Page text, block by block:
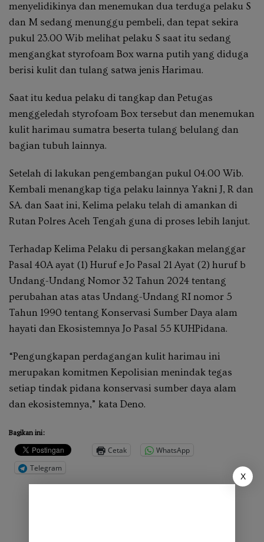
menyelidikinya dan menemukan dua terduga pelaku S
dan M sedang menunggu pembeli, dan tepat sekira
pukul 23.00 Wib melihat pelaku S saat itu sedang
mengangkat styrofoam Box warna putih yang diduga
berisi kulit dan tulang satwa jenis Harimau.
Saat itu kedua pelaku di tangkap dan Petugas
menggeledah styrofoam Box tersebut dan menemukan
kulit harimau sumatra beserta tulang belulang dan
bagian tubuh lainnya.
Setelah di lakukan pengembangan pukul 04.00 Wib.
Kembali menangkap tiga pelaku lainnya Yakni J, R dan
SA. dan Saat ini, Kelima pelaku telah di amankan di
Rutan Polres Aceh Tengah guna di proses lebih lanjut.
Terhadap Kelima Pelaku di persangkakan melanggar
Pasal 40A ayat (1) Huruf e Jo Pasal 21 Ayat (2) huruf b
Undang-Undang Nomor 32 Tahun 2024 tentang
perubahan atas atas Undang-Undang RI nomor 5
Tahun 1990 tentang Konservasi Sumber Daya alam
hayati dan Ekosistemnya Jo Pasal 55 KUHPidana.
“Pengungkapan perdagangan kulit harimau ini
merupakan komitmen Kepolisian menindak tegas
setiap tindak pidana konservasi sumber daya alam
dan ekosistemnya,” kata Deno.
Bagikan ini:
Cetak
WhatsApp
Telegram
X